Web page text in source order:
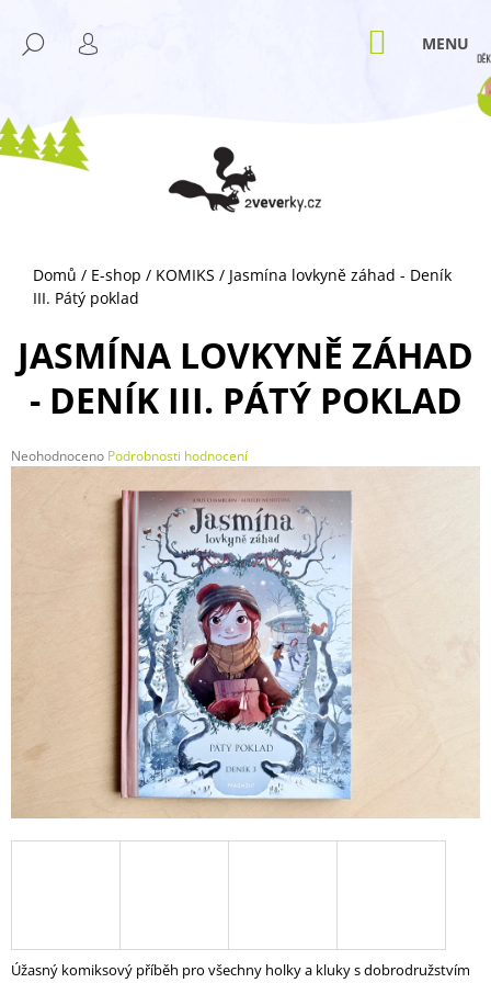
obsah HLEDAT
PŘIHLÁŠENÍ
NÁKUPNÍ
KOŠÍK
Domů / E-shop / KOMIKS / Jasmína lovkyně záhad - Deník
III. Pátý poklad
JASMÍNA LOVKYNĚ ZÁHAD
- DENÍK III. PÁTÝ POKLAD
Průměrné
Neohodnoceno Podrobnosti hodnocení
Úžasný komiksový příběh pro všechny holky a kluky s dobrodružstvím
K
ZPĚT
ZPĚT
C
O
Ř
E
U
J
E
E
HLEDAT
D
Č